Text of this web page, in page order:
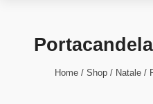
Home/ Shop/ Natale/